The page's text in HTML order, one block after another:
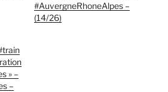
#AuvergneRhoneAlpes –
(14/26)
» –
–